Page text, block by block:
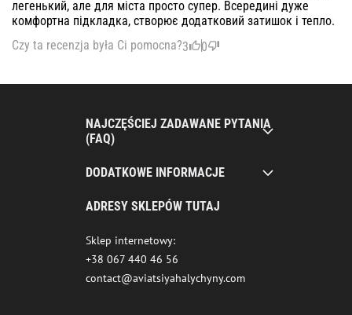
легенький, але для міста просто супер. Всередині дуже
комфортна підкладка, створює додатковий затишок і тепло.
Czy ta recenzja była Ci pomocna?3 0
NAJCZĘŚCIEJ ZADAWANE PYTANIA
(FAQ)
DODATKOWE INFORMACJE
ADRESY SKLEPÓW TUTAJ
Sklep internetowy:
+38 067 440 46 56
contact@aviatsiyahalychyny.com